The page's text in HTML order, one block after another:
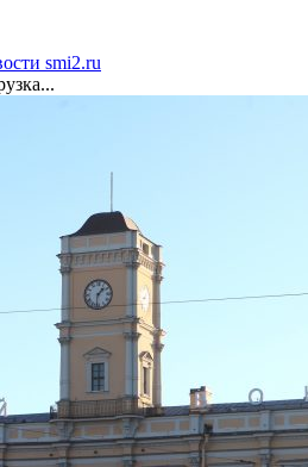
smi2.ru